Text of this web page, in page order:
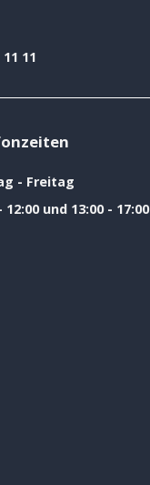
11
- Freitag
12:00 und 13:00 - 17:00